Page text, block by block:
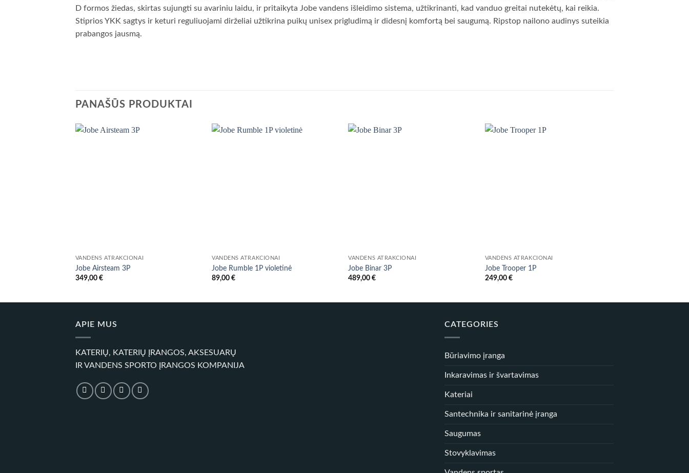
D formos žiedas, skirtas sujungti su avariniu laidu, ir pritaikyta Jobe vandens išleidimo sistema, užtikrinanti, kad vanduo greitai nutekėtų, kai reikia.
Stiprios YKK sagtys ir keturi reguliuojami dirželiai užtikrina puikų unisex prigludimą ir didesnį komfortą bei saugumą. Ripstop nailono audinys suteikia
prabangos jausmą.
PANAŠŪS PRODUKTAI
VANDENS ATRAKCIONAI
Jobe Airsteam 3P
349,00 €
VANDENS ATRAKCIONAI
Jobe Rumble 1P violetinė
89,00€
VANDENS ATRAKCIONAI
Jobe Binar 3P
489,00€
VANDENS ATRAKCIONAI
Jobe Trooper 1P
249,00 €
APIE MUS
KATERIŲ, KATERIŲ ĮRANGOS, AKSESUARŲ
IR VANDENS SPORTO ĮRANGOS KOMPANIJA
CATEGORIES
Būriavimo įranga
Inkaravimas ir švartavimas
Kateriai
Santechnika ir sanitarinė įranga
Saugumas
Stovyklavimas